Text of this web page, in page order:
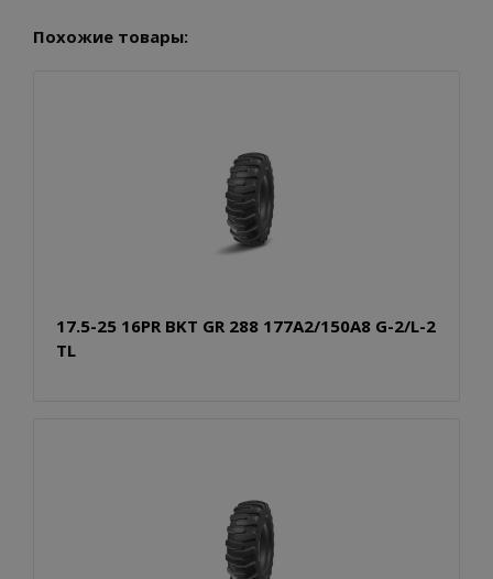
Похожие товары:
17.5-25 16PR BKT GR 288 177A2/150A8 G-2/L-2
TL